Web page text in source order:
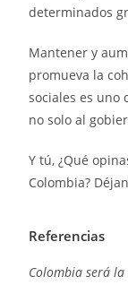
determinados
Mantener y
promueva la
sociales es uno
no solo al
Y tú, ¿Qué
Colombia?
Referencias
Colombia será